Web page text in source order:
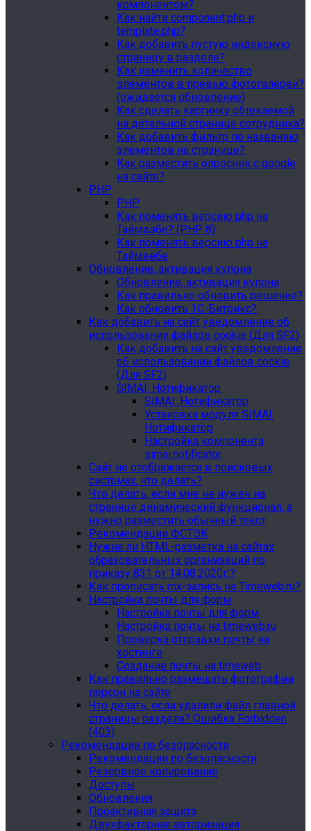
компонентом?
Как найти component.php и
template.php?
Как добавить пустую индексную
страницу в разделе?
Как изменить количество
элементов в превью фотогалереи?
(ожидается обновление)
Как сделать картинку обтекаемой
на детальной странице сотрудника?
Как добавить фильтр по названию
элементов на странице?
Как разместить опросник с google
на сайте?
PHP
PHP
Как поменять версию php на
Таймвэбе? (PHP 8)
Как поменять версию php на
Таймвебе
Обновление, активация купона
Обновление, активация купона
Как правильно обновить решение?
Как обновить 1С-Битрикс?
Как добавить на сайт уведомление об
использовании файлов cookie (Для SF2)
Как добавить на сайт уведомление
об использовании файлов cookie
(Для SF2)
SIMAI: Нотификатор
SIMAI: Нотификатор
Установка модуля SIMAI:
Нотификатор
Настройка компонента
simai:notificator
Сайт не отображается в поисковых
системах, что делать?
Что делать, если мне не нужен на
странице динамический функционал, а
нужно разместить обычный текст
Рекомендации ФСТЭК
Нужна ли HTML-разметка на сайтах
образовательных организаций по
приказу 831 от 14.08.2020г.?
Как прописать mx-запись на Timeweb.ru?
Настройка почты для форм
Настройка почты для форм
Настройка почты на timeweb.ru
Проверка отправки почты на
хостинге
Создание почты на timeweb
Как правильно размещать фотографии
персон на сайте
Что делать, если удалили файл главной
страницы раздела? Ошибка Forbidden
(403)
Рекомендации по безопасности
Рекомендации по безопасности
Резервное копирование
Доступы
Обновления
Проактивная защита
Двухфакторная авторизация